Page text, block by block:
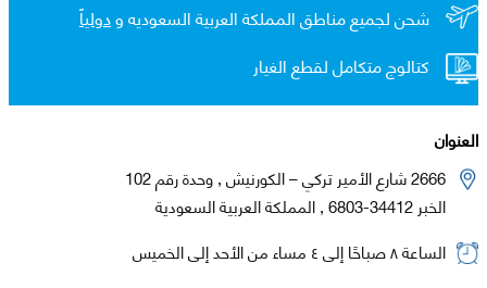
شحن لجميع مناطق المملكة العربية السعوديه ودولياً
كتالوج متكامل لقطع الغيار
العنوان
2666 شارع الأمير تركي – الكورنيش , وحدة رقم 102
الخبر 34412-6803 , المملكة العربية السعودية
الساعة ٨ صباحًا إلى ٤ مساء من الأحد إلى الخميس